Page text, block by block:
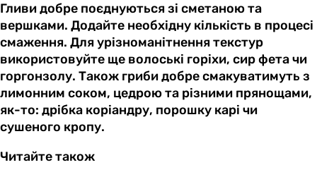
Гливи добре поєднуються зі сметаною та
вершками. Додайте необхідну кількість в процесі
смаження. Для урізноманітнення текстур
використовуйте ще волоські горіхи, сир фета чи
горгонзолу. Також гриби добре смакуватимуть з
лимонним соком, цедрою та різними прянощами,
як-то: дрібка коріандру, порошку карі чи
сушеного кропу.
Читайте також